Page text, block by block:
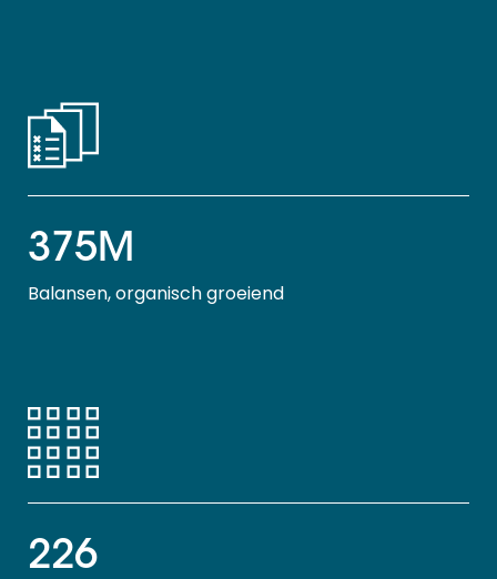
375M
Balansen, organisch groeiend
226